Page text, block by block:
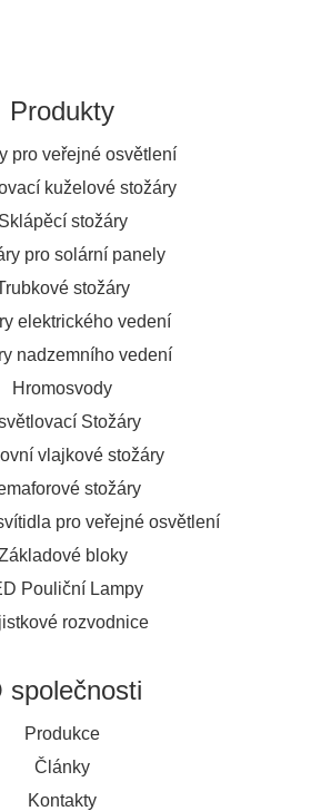
Produkty
pro veřejné osvětlení
kuželové stožáry
Sklápěcí stožáry
pro solární panely
stožáry
elektrického vedení
nadzemního vedení
Hromosvody
Stožáry
vlajkové stožáry
stožáry
pro veřejné osvětlení
bloky
Pouliční Lampy
rozvodnice
společnosti
Produkce
Články
Kontakty